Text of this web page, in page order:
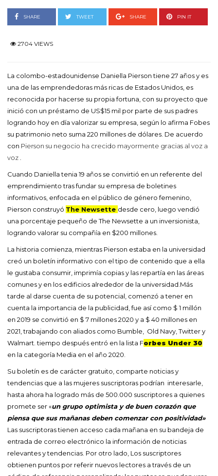
SHARE TWEET SHARE PIN IT
2704 VIEWS
La colombo-estadounidense Daniella Pierson tiene 27 años y es
una de las emprendedoras más ricas de Estados Unidos, es
reconocida por hacerse su propia fortuna, con su proyecto que
inició con un préstamo de US$15 mil por parte de sus padres
logrando hoy en día valorizar su empresa, según lo afirma Fobes
su patrimonio neto suma 220 millones de dólares. De acuerdo
con Pierson su negocio ha crecido mayormente gracias al voz a
voz .
Cuando Daniella tenia 19 años se convirtió en un referente del
emprendimiento tras fundar su empresa de boletines
informativos, enfocada en el público de género femenino,
Pierson construyó The Newsette desde cero, luego vendió
una porcentaje pequeño de The Newsette a un inversionista,
logrando valorar su compañía en $200 millones.
La historia comienza, mientras Pierson estaba en la universidad
creó un boletín informativo con el tipo de contenido que a ella
le gustaba consumir, imprimía copias y las repartía en las áreas
comunes y en los edificios alrededor de la universidad.Más
tarde al darse cuenta de su potencial, comenzó a tener en
cuenta la importancia de la publicidad, fue así como $ 1 millón
en 2019 se convirtió en $ 7 millones 2020 y a $ 40 millones en
2021, trabajando con aliados como Bumble, Old Navy, Twitter y
Walmart. tiempo después entró en la lista Forbes Under 30
en la categoría Media en el año 2020.
Su boletín es de carácter gratuito, comparte noticias y
tendencias que a las mujeres suscriptoras podrían interesarle,
hasta ahora ha logrado más de 500.000 suscriptores a quienes
promete ser «un grupo optimista y de buen corazón que
piensa que sus mañanas deben comenzar con positividad»
Las suscriptoras tienen acceso cada mañana en su bandeja de
entrada de correo electrónico la información de noticias
relevantes y tendencias. Por otro lado, Los suscriptores
obtienen puntos por referir nuevos lectores a través de un